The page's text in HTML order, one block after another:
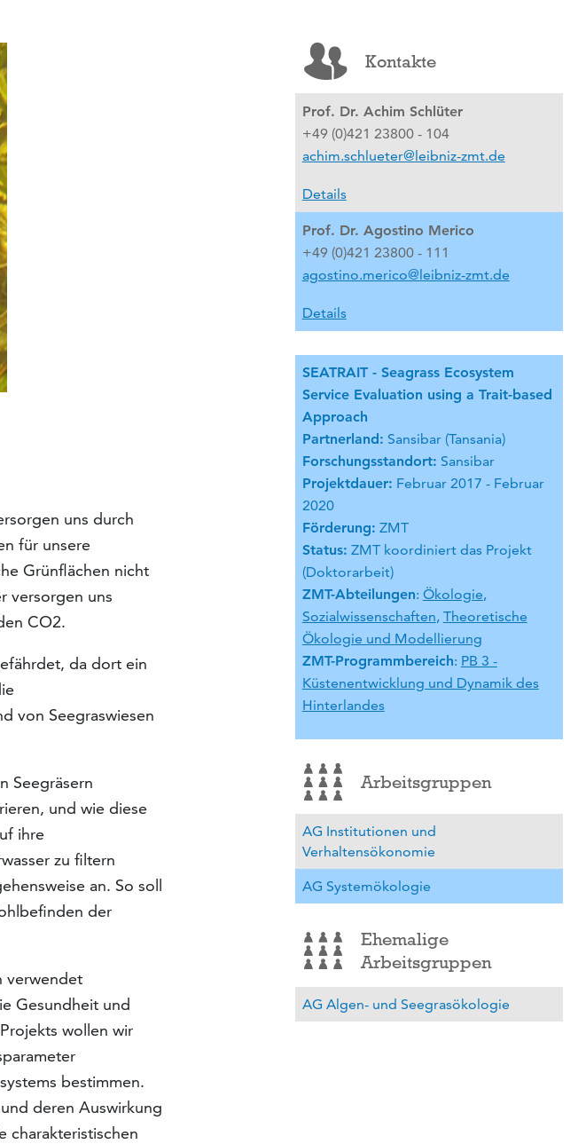
uns durch
für unsere
Grünflächen nicht
versorgen uns
CO2.
da dort ein
von Seegraswiesen
Seegräsern
und wie diese
ihre
zu filtern
an. So soll
der
verwendet
Gesundheit und
wollen wir
bestimmen.
deren Auswirkung
charakteristischen
Kontakte
Prof. Dr. Achim Schlüter
+49 (0)421 23800 - 104
achim.schlueter@leibniz-zmt.de
Details
Prof. Dr. Agostino Merico
+49 (0)421 23800 - 111
agostino.merico@leibniz-zmt.de
Details
SEATRAIT - Seagrass Ecosystem
Service Evaluation using a Trait-based
Approach
Partnerland: Sansibar (Tansania)
Forschungsstandort: Sansibar
Projektdauer: Februar 2017 - Februar
2020
Förderung: ZMT
Status: ZMT koordiniert das Projekt
(Doktorarbeit)
ZMT-Abteilungen: Ökologie,
Sozialwissenschaften, Theoretische
Ökologie und Modellierung
ZMT-Programmbereich: PB 3 -
Küstenentwicklung und Dynamik des
Hinterlandes
Arbeitsgruppen
AG Institutionen und
Verhaltensökonomie
AG Systemökologie
Ehemalige
Arbeitsgruppen
AG Algen- und Seegrasökologie